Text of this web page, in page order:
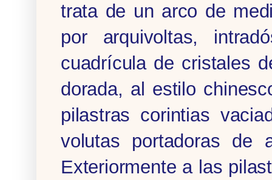
trata de un arco de
por arquivoltas,
cuadrícula de cristales
dorada, al estilo
pilastras corintias
volutas portadoras
Exteriormente a las